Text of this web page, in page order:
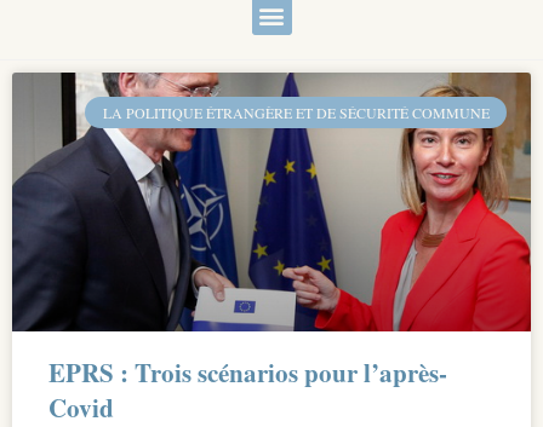
LA POLITIQUE ÉTRANGÈRE ET DE SÉCURITÉ COMMUNE
EPRS : Trois scénarios pour l’après-
Covid